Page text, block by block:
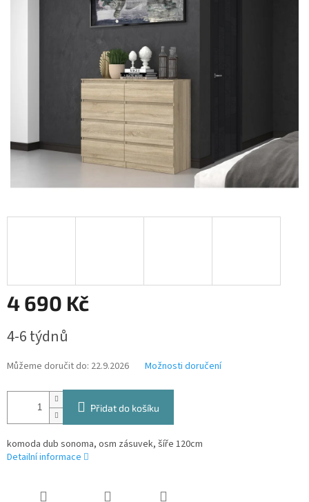
4 690 Kč
cena:
4-6 týdnů
Můžeme doručit do: 22.9.2026 Možnosti doručení
Přidat do košíku
komoda dub sonoma, osm zásuvek, šíře 120cm
Detailní informace